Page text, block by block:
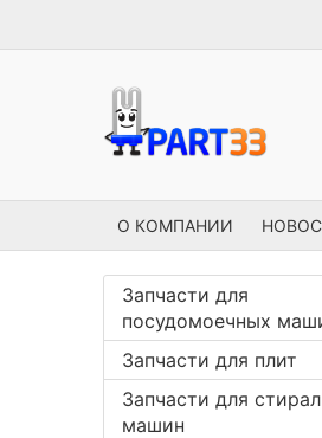
О КОМПАНИИ
Запчасти для
посудомоечных
Запчасти для плит
Запчасти для
машин